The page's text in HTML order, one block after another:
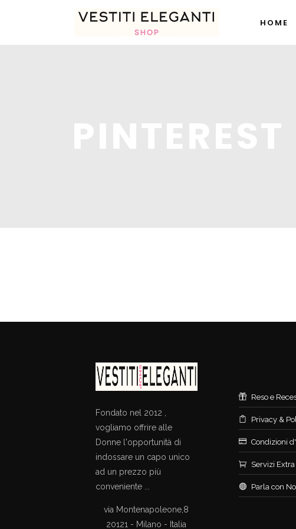
HOME
Fondato nel 2012 ,
vogliamo offrire alle
Donne l'opportunità di
indossare un capo unico
ad un prezzo più
conveniente ...
via Montenapoleone,8
20121 - Milano - Italia
Reso e
Privacy &
Condizioni
Servizi Extra
Parla con